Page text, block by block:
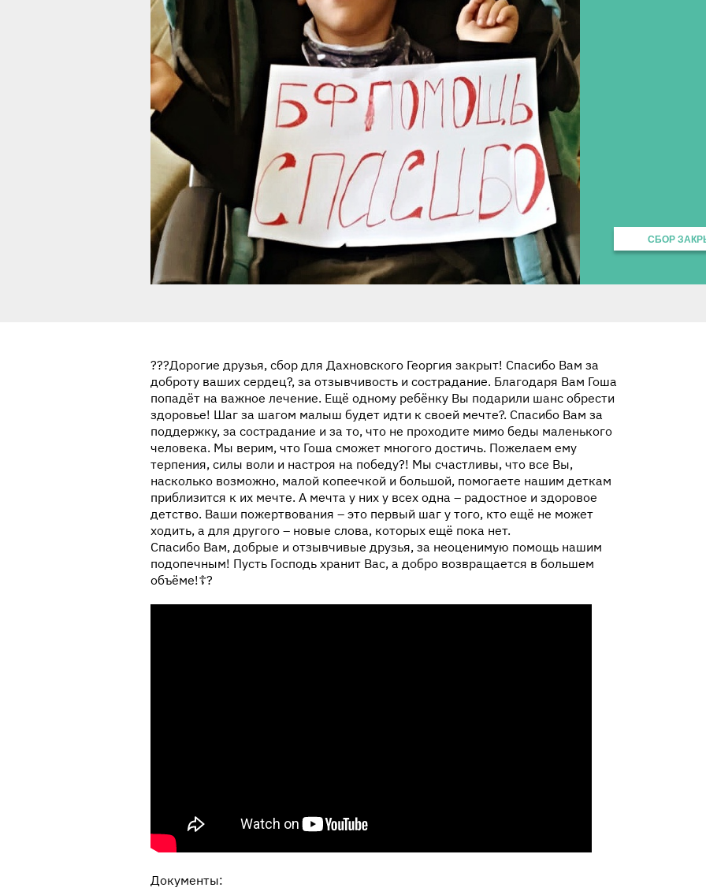
СБОР
???Дорогие друзья, сбор для Дахновского Георгия закрыт! Спасибо Вам за
доброту ваших сердец?, за отзывчивость и сострадание. Благодаря Вам Гоша
попадёт на важное лечение. Ещё одному ребёнку Вы подарили шанс обрести
здоровье! Шаг за шагом малыш будет идти к своей мечте?. Спасибо Вам за
поддержку, за сострадание и за то, что не проходите мимо беды маленького
человека. Мы верим, что Гоша сможет многого достичь. Пожелаем ему
терпения, силы воли и настроя на победу?! Мы счастливы, что все Вы,
насколько возможно, малой копеечкой и большой, помогаете нашим деткам
приблизится к их мечте. А мечта у них у всех одна – радостное и здоровое
детство. Ваши пожертвования – это первый шаг у того, кто ещё не может
ходить, а для другого – новые слова, которых ещё пока нет.
Спасибо Вам, добрые и отзывчивые друзья, за неоценимую помощь нашим
подопечным! Пусть Господь хранит Вас, а добро возвращается в большем
объёме!☦️?
Документы: